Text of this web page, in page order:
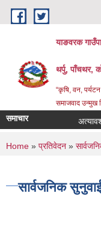
Skip to main content
याङवरक
थर्पु, पाँचथर,
“कृषि, वन,
समाजवाद उन्मुख
समाचार
You are
Home » प्रतिवेदन »
सार्वजनिक